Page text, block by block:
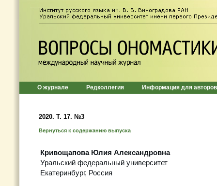
О журнале Редколлегия Информация для авторов
2020. Т. 17. №3
Вернуться к содержанию выпуска
Кривощапова Юлия Александровна
Уральский федеральный университет
Екатеринбург, Россия